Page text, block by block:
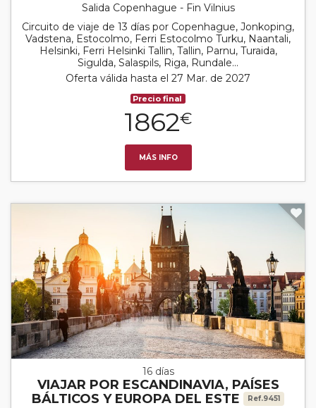
Salida Copenhague - Fin Vilnius
Circuito de viaje de 13 días por Copenhague, Jonkoping,
Vadstena, Estocolmo, Ferri Estocolmo Turku, Naantali,
Helsinki, Ferri Helsinki Tallin, Tallin, Parnu, Turaida,
Sigulda, Salaspils, Riga, Rundale...
Oferta válida hasta el 27 Mar. de 2027
Precio final
1862€
MÁS INFO
16 días
VIAJAR POR ESCANDINAVIA, PAÍSES
BÁLTICOS Y EUROPA DEL ESTE
Ref.9451